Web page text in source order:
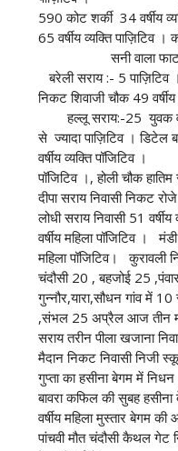
590 कोट शर्की 34 वर्षीय
65 वर्षीय व्यक्ति पाज़िटिव ।
सनी वाला फाटक :-
बरेली सराय :- 5
निकट शिवाजी चौक 49
हल्लू सराय:-25 युवक
से ज्यादा पाज़िटिव
वर्षीय व्यक्ति पॉजिटिव
पॉजिटिव ।, होली चौक हातिम
दीपा सराय निवासी निकट
लोधी सराय निवासी 51
वर्षीय महिला पॉजिटिव ।
महिला पॉजिटिव। कुरावली
चंदौसी 20 , बहजोई 25
गुन्नौर,यारा,सौधन गांव में
,संभल 25 अप्रैल आज तीन
सराय तरीन पीला खजाना
मैदान निकट निवासी निजी
गुप्ता का हसीना बेगम में
बावरा कफिल की सुबह हसीना
वर्षीय महिला मुस्तार बेगम
पांचवी मौत चंदौसी कैथल गेट